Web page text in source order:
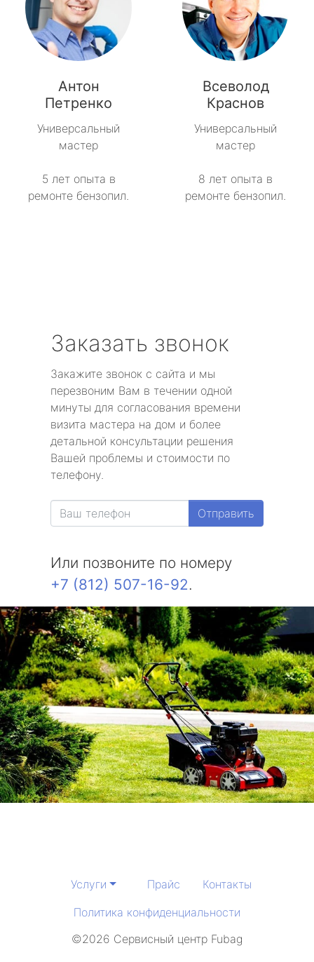
Антон
Петренко
Универсальный
мастер
5 лет опыта в
ремонте бензопил.
Всеволод
Краснов
Универсальный
мастер
8 лет опыта в
ремонте бензопил.
Заказать звонок
Закажите звонок с сайта и мы
перезвоним Вам в течении одной
минуты для согласования времени
визита мастера на дом и более
детальной консультации решения
Вашей проблемы и стоимости по
телефону.
Отправить
Или позвоните по номеру
+7 (812) 507-16-92.
Услуги Прайс
Контакты
Политика конфиденциальности
©2026 Сервисный центр Fubag